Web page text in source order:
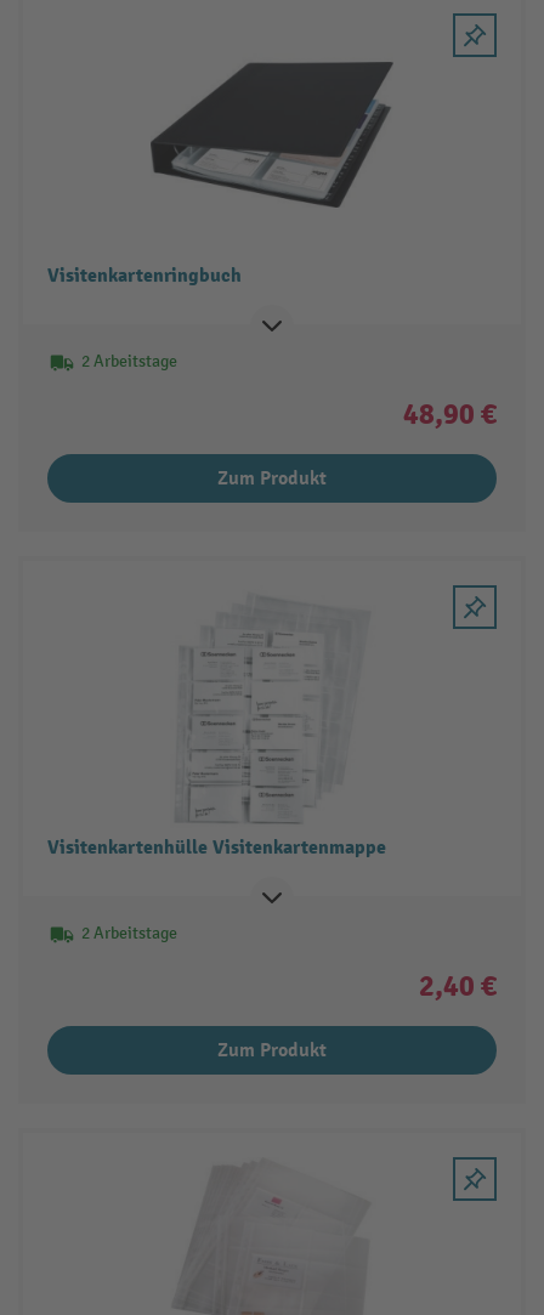
Visitenkartenringbuch
2 Arbeitstage
48,90 €
Zum Produkt
Visitenkartenhülle Visitenkartenmappe
2 Arbeitstage
2,40 €
Zum Produkt